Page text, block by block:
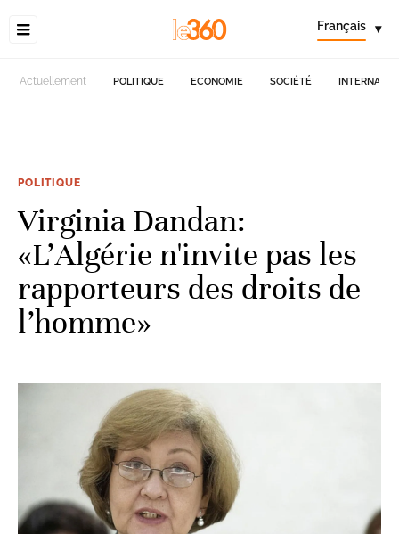
Français ▾
Actuellement POLITIQUE ECONOMIE SOCIÉTÉ
POLITIQUE
Virginia Dandan:
«L'Algérie n'invite pas les
rapporteurs des droits de
l’homme»